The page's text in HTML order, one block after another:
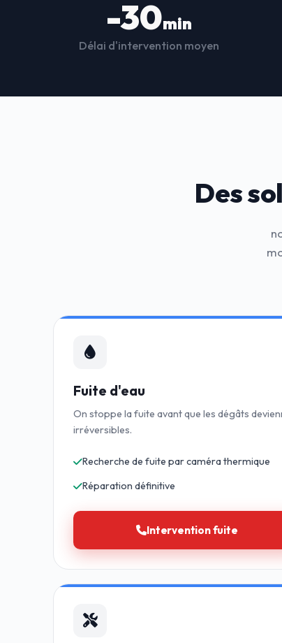
-30min
Délai d'intervention moyen
Des
Fuite d'eau
On stoppe la fuite avant que les dégâts
irréversibles.
Recherche de fuite par caméra thermique
Réparation définitive
Intervention fuite